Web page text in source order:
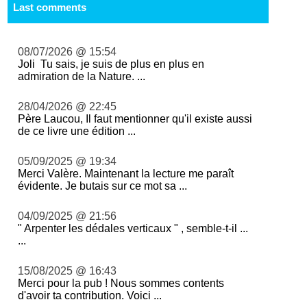
Last comments
08/07/2026 @ 15:54
Joli Tu sais, je suis de plus en plus en
admiration de la Nature. ...
28/04/2026 @ 22:45
Père Laucou, Il faut mentionner qu'il existe aussi
de ce livre une édition ...
05/09/2025 @ 19:34
Merci Valère. Maintenant la lecture me paraît
évidente. Je butais sur ce mot sa ...
04/09/2025 @ 21:56
" Arpenter les dédales verticaux " , semble-t-il ...
...
15/08/2025 @ 16:43
Merci pour la pub ! Nous sommes contents
d'avoir ta contribution. Voici ...